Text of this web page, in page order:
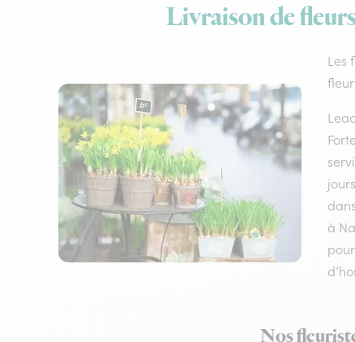
Livraison de
Les
à
Nos